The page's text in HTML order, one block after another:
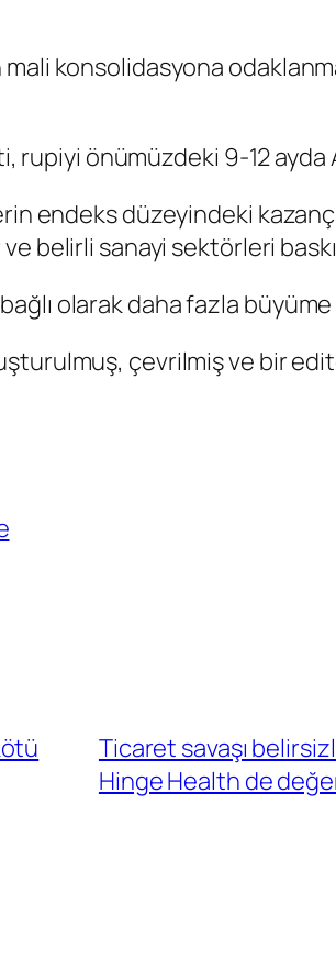
konsolidasyona
rupiyi önümüzdeki 9-12 ayda
endeks düzeyindeki
belirli sanayi sektörleri
olarak daha fazla
çevrilmiş ve bir
Ticaret savaşı
Hinge Health de